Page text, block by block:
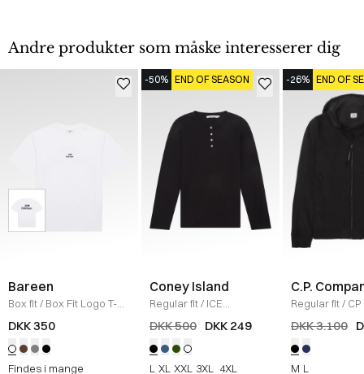
Andre produkter som måske interesserer dig
Bareen
Box fit/ Box Fit Logo T-
shirt /WHITE
DKK 350
Findes i mange
-50% END OF SEASON
Coney Island
Regular fit/ ICE
Sweatshirt
/BLACK
DKK 500 DKK 249
L XL XXL 3XL 4XL
-26% END OF
C.P.
Regular fit/
Jakke
SORT
DKK 3.100
M L